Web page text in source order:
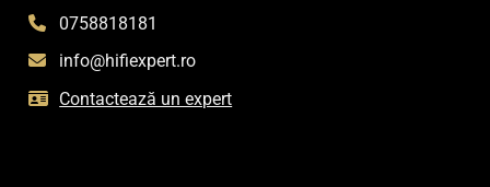
0758818181
info@hifiexpert.ro
Contactează un expert